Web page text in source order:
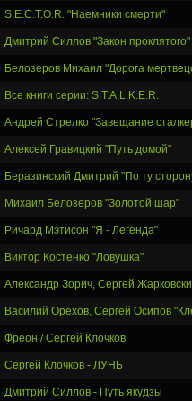
S.E.C.T.O.R. "Наемники смерти"
Дмитрий Силлов "Закон проклятого"
Белозеров Михаил "Дорога
Все книги серии: S.T.A.L.K.E.R.
Андрей Стрелко "Завещание
Алексей Гравицкий "Путь домой"
Беразинский Дмитрий "По ту
Михаил Белозеров "Золотой шар"
Ричард Мэтисон "Я - Легенда"
Виктор Костенко "Ловушка"
Александр Зорич, Сергей
Василий Орехов, Сергей Осипов
Фреон / Сергей Клочков
Сергей Клочков - ЛУНЬ
Дмитрий Силлов - Путь якудзы